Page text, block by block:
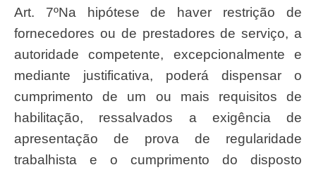
Art. 7ºNa hipótese de haver restrição de
fornecedores ou de prestadores de serviço, a
autoridade competente, excepcionalmente e
mediante justificativa, poderá dispensar o
cumprimento de um ou mais requisitos de
habilitação, ressalvados a exigência de
apresentação de prova de regularidade
trabalhista e o cumprimento do disposto